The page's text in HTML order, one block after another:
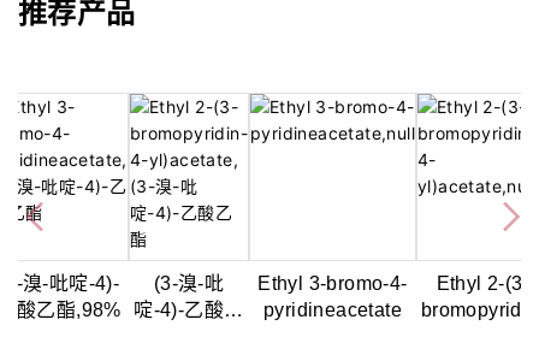
推荐产品
溴-吡啶-4)-
酸乙酯,98%
(3-溴-吡
啶-4)-乙酸乙
Ethyl 3-bromo-4-
pyridineacetate
Ethyl 2-(3-